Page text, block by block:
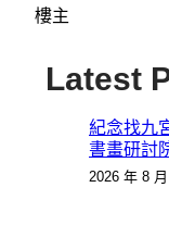
樓主
Latest
紀念找九
書畫研討
2026 年 8